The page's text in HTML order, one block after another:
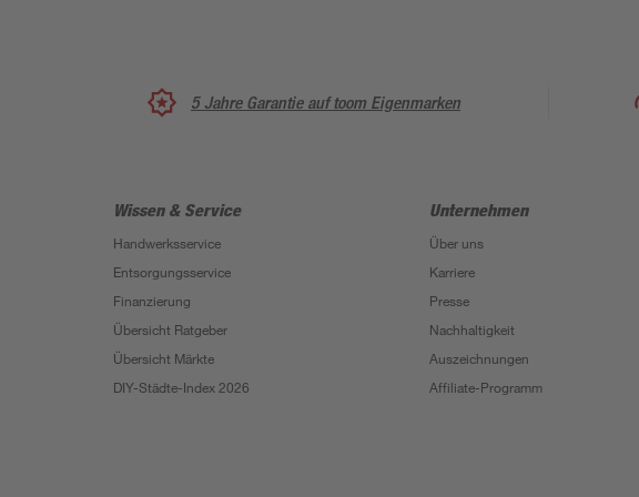
5 Jahre Garantie auf toom Eigenmarken
Wissen & Service
Handwerksservice
Entsorgungsservice
Finanzierung
Übersicht Ratgeber
Übersicht Märkte
DIY-Städte-Index 2026
Unternehmen
Über uns
Karriere
Presse
Nachhaltigkeit
Auszeichnungen
Affiliate-Programm